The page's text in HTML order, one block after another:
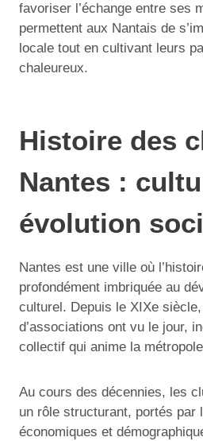
favoriser l’échange entre ses
permettent aux Nantais de
locale tout en cultivant leurs
chaleureux.
Histoire des
Nantes :
évolution
Nantes est une ville où
profondément imbriquée au
culturel. Depuis le XIXe
d’associations ont vu le jour,
collectif qui anime la
Au cours des décennies, les
un rôle structurant, portés par
économiques et